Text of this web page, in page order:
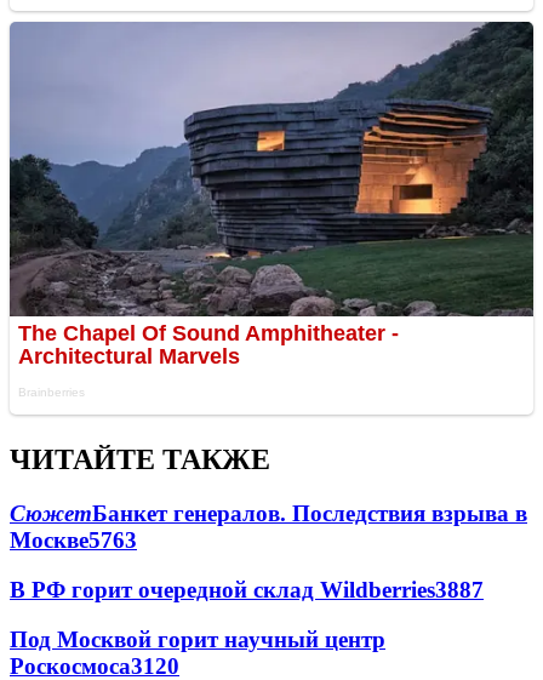
ЧИТАЙТЕ ТАКЖЕ
СюжетБанкет генералов. Последствия взрыва в
Москве5763
В РФ горит очередной склад Wildberries3887
Под Москвой горит научный центр
Роскосмоса3120